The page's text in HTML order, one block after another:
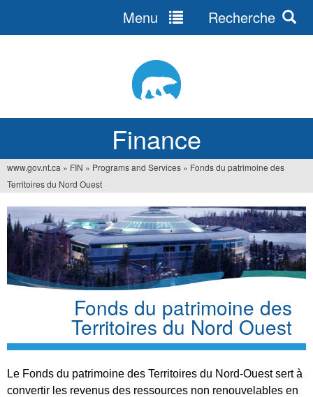
Finance
Menu Recherche
You
are
here
www.gov.nt.ca » FIN » Programs and Services » Fonds du patrimoine des
Territoires du Nord Ouest
Fonds du patrimoine des
Territoires du Nord Ouest
Le Fonds du patrimoine des Territoires du Nord-Ouest sert à
convertir les revenus des ressources non renouvelables en